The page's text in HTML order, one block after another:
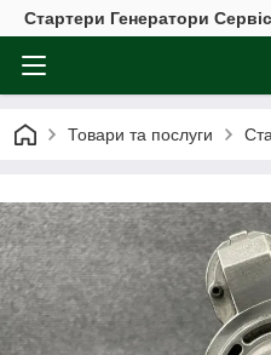
Стартери Генератори Сервіс
Товари та послуги